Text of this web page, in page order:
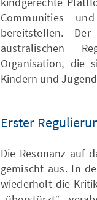
Communities
bereitstellen.
australischen
Organisation, die
Kindern und
Erster
Die Resonanz auf
gemischt aus. In
wiederholt die